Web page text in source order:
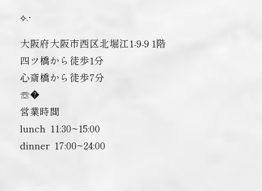
⟡.·
大阪府大阪市西区北堀江1-9-9 1階
四ツ橋から徒歩1分
心斎橋から徒歩7分
☏�
営業時間
lunch ︎ 11:30~15:00
dinner ︎ 17:00~24:00